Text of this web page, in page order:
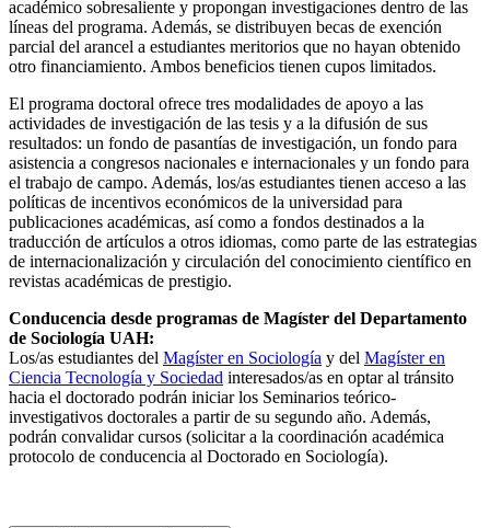
académico sobresaliente y propongan investigaciones dentro de las
líneas del programa. Además, se distribuyen becas de exención
parcial del arancel a estudiantes meritorios que no hayan obtenido
otro financiamiento. Ambos beneficios tienen cupos limitados.
El programa doctoral ofrece tres modalidades de apoyo a las
actividades de investigación de las tesis y a la difusión de sus
resultados: un fondo de pasantías de investigación, un fondo para
asistencia a congresos nacionales e internacionales y un fondo para
el trabajo de campo. Además, los/as estudiantes tienen acceso a las
políticas de incentivos económicos de la universidad para
publicaciones académicas, así como a fondos destinados a la
traducción de artículos a otros idiomas, como parte de las estrategias
de internacionalización y circulación del conocimiento científico en
revistas académicas de prestigio.
Conducencia desde programas de Magíster del Departamento
de Sociología UAH:
Los/as estudiantes del Magíster en Sociología y del Magíster en
Ciencia Tecnología y Sociedad interesados/as en optar al tránsito
hacia el doctorado podrán iniciar los Seminarios teórico-
investigativos doctorales a partir de su segundo año. Además,
podrán convalidar cursos (solicitar a la coordinación académica
protocolo de conducencia al Doctorado en Sociología).